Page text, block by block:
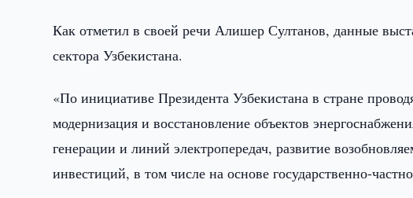
Как отметил в своей речи Алишер Султанов, данные
сектора Узбекистана.
«По инициативе Президента Узбекистана в стране
модернизация и восстановление объектов
генерации и линий электропередач, развитие
инвестиций, в том числе на основе государственно-